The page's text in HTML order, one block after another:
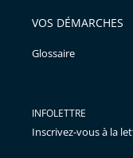
VOS DÉMARCHES
Glossaire
INFOLETTRE
Inscrivez-vous à la